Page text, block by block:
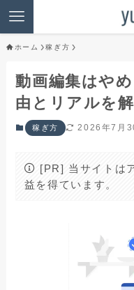
ホーム 稼ぎ方
動画編集はや
由とリアルを
稼ぎ方 2026年7月
[PR] 当サイトは
益を得ています。